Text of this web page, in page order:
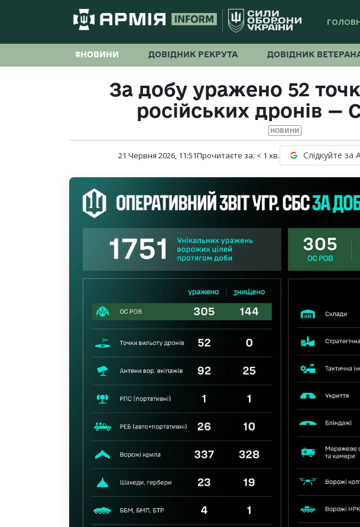
#НОВИНИ ДОВІДНИК РЕКРУТА ДОВІДНИК
За добу уражено 52
російських дронів —
НОВИНИ
21 Червня 2026, 11:51Прочитаєте за: < 1 хв. Слідкуйте за